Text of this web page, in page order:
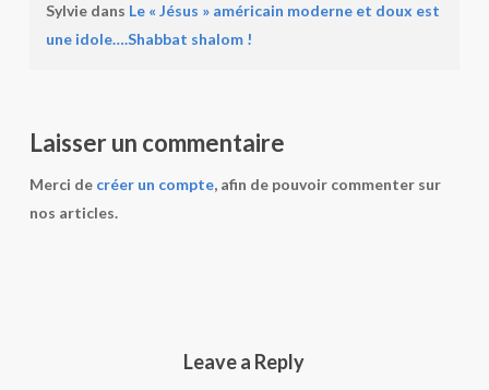
Sylviedans Le « Jésus » américain moderne et doux est
une idole….Shabbat shalom !
Laisser un commentaire
Merci de créer un compte, afin de pouvoir commenter sur
nos articles.
Leave a Reply